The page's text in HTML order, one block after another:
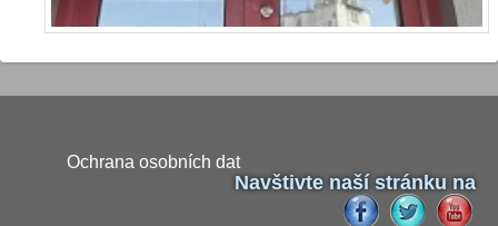
Ochrana osobních dat
Navštivte naší stránku na